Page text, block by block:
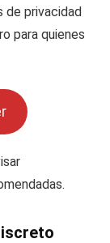
de privacidad
para quienes